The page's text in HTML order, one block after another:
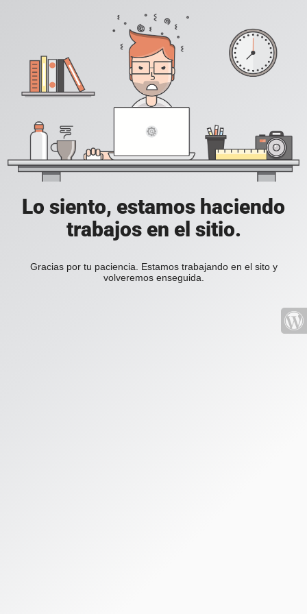
Lo siento, estamos haciendo
trabajos en el sitio.
Gracias por tu paciencia. Estamos trabajando en el sito y
volveremos enseguida.